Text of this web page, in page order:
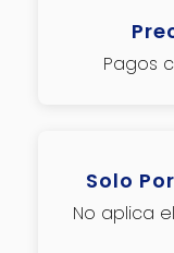
Pagos
Solo
No aplica